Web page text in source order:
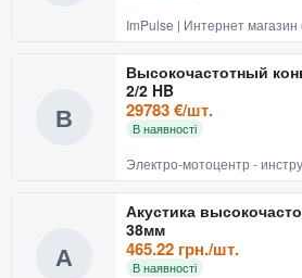
ImPulse | Интернет
В
Высокочастотный
2/2 HB
29783 €/шт.
В наявності
А
Акустика
38мм
465.22 грн./шт.
В наявності